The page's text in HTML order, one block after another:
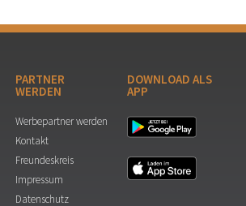
PARTNER
WERDEN
Werbepartner werden
Kontakt
Freundeskreis
Impressum
Datenschutz
DOWNLOAD ALS
APP